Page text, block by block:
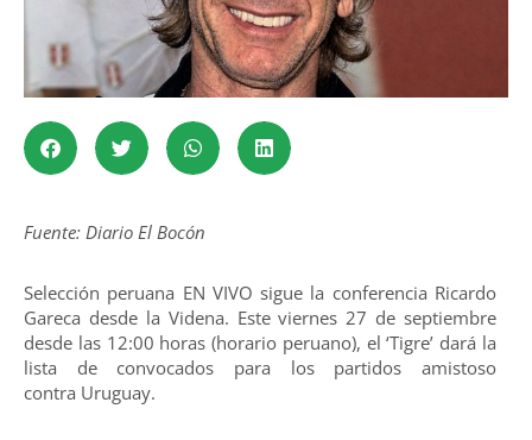
Fuente: Diario El Bocón
Selección peruana EN VIVO sigue la conferencia Ricardo
Gareca desde la Videna. Este viernes 27 de septiembre
desde las 12:00 horas (horario peruano), el ‘Tigre’ dará la
lista de convocados para los partidos amistoso
contra Uruguay.